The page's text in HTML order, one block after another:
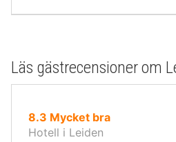
Läs gästrecensioner om
8.3 av
10,
Mycket bra
Hotell i Leiden